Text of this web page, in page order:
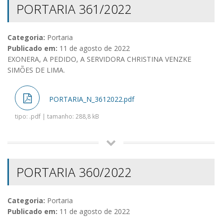
PORTARIA 361/2022
Categoria: Portaria
Publicado em: 11 de agosto de 2022
EXONERA, A PEDIDO, A SERVIDORA CHRISTINA VENZKE
SIMÕES DE LIMA.
PORTARIA_N_3612022.pdf
tipo: .pdf | tamanho: 288,8 kB
PORTARIA 360/2022
Categoria: Portaria
Publicado em: 11 de agosto de 2022